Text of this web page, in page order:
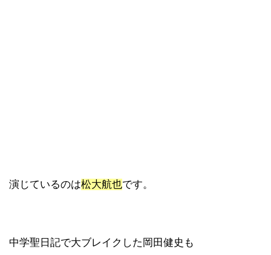
演じているのは松大航也です。
中学聖日記で大ブレイクした岡田健史も